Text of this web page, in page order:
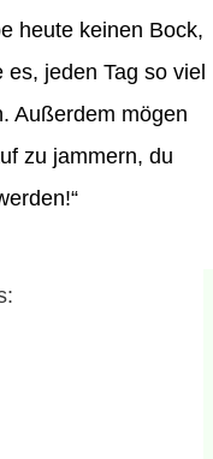
heute keinen Bock,
jeden Tag so viel
Außerdem mögen
zu jammern, du